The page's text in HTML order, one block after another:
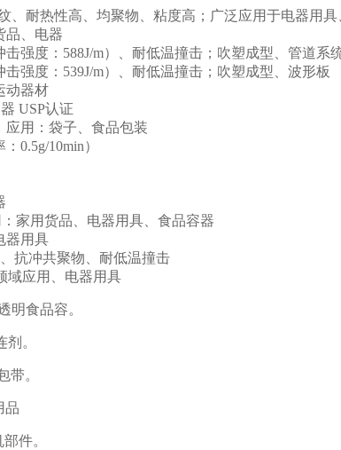
耐热性高、均聚物、粘度高；广泛应用于电器用具
品、电器
强度：588J/m）、耐低温撞击；吹塑成型、管道系
强度：539J/m）、耐低温撞击；吹塑成型、波形板
动器材
USP认证
应用：袋子、食品包装
0.5g/10min）
家用货品、电器用具、食品容器
器用具
抗冲共聚物、耐低温撞击
域应用、电器用具
明食品容。
。
带。
品
件。